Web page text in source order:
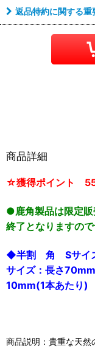
返品特約に関する重
商品詳細
☆獲得ポイント
●鹿角製品は限定
終了となりますので
◆半割 角 Sサイ
サイズ：長さ
10mm(1本あたり
商品説明：貴重な天然